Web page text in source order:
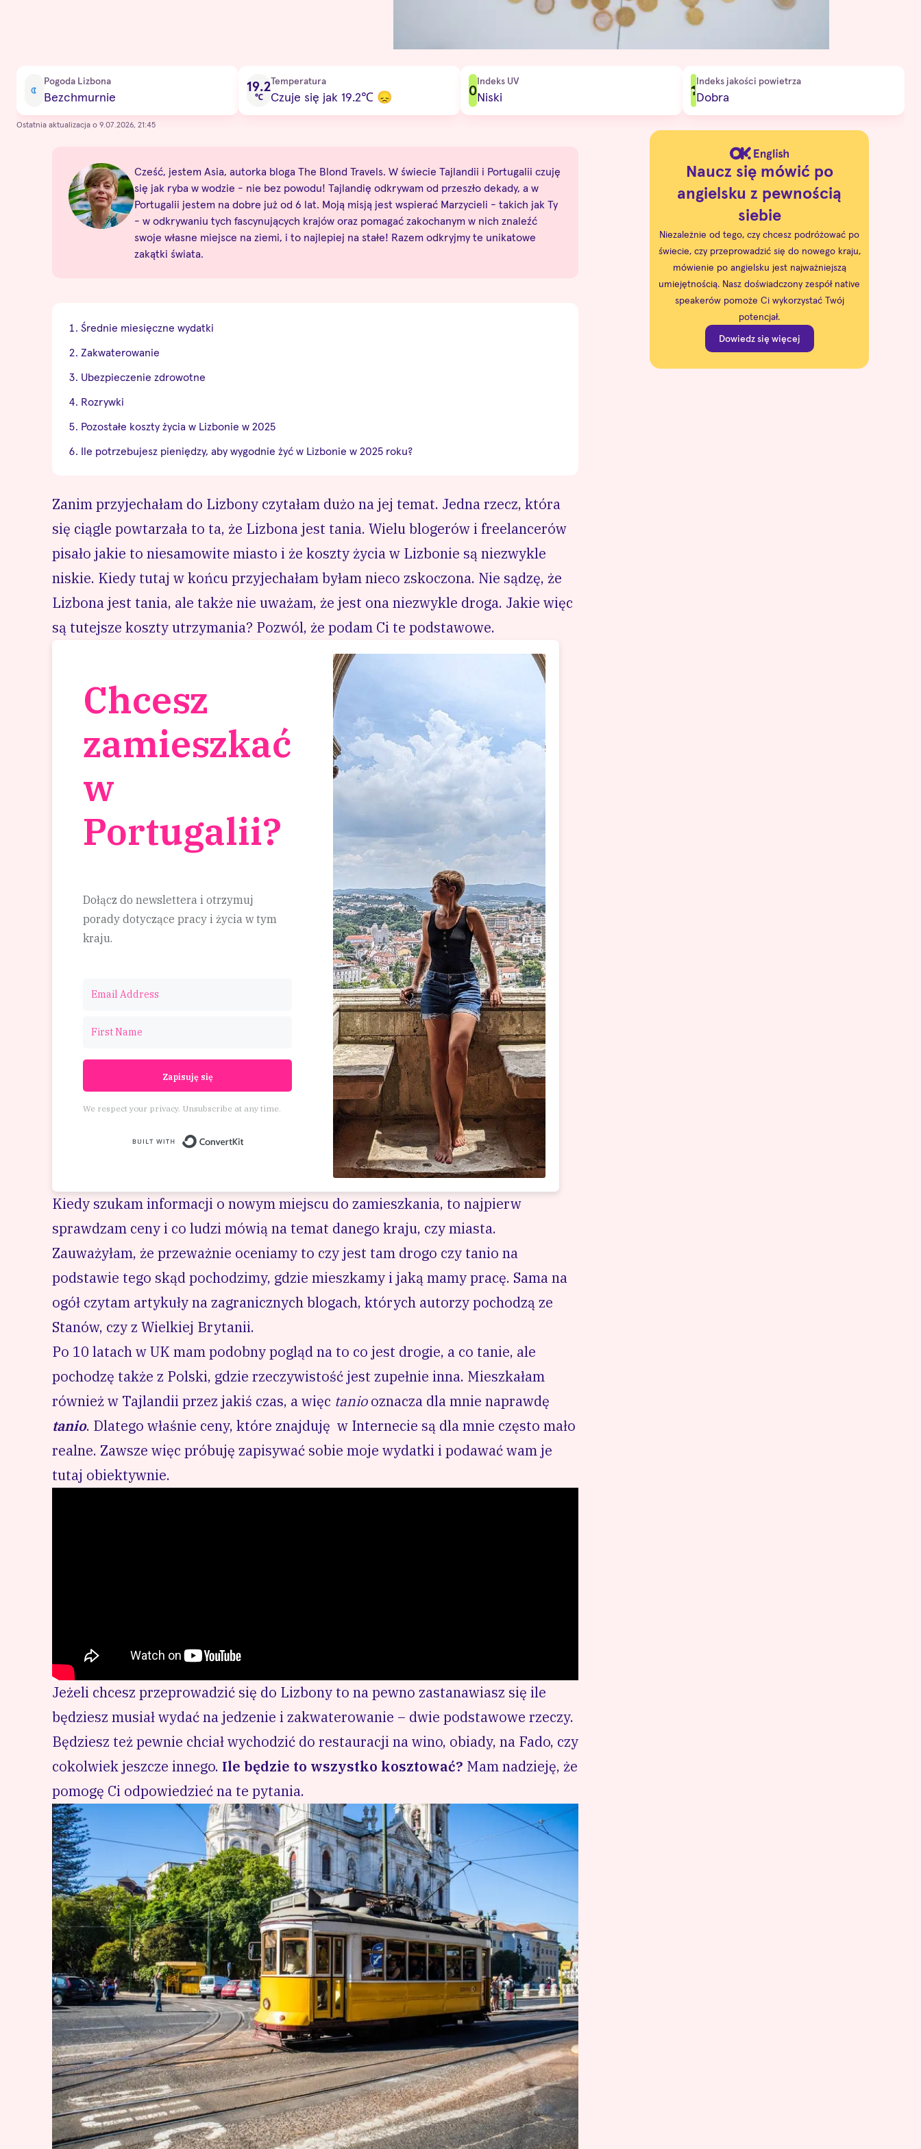
Pogoda Lizbona
Bezchmurnie
19.2
℃
Temperatura
Czuje się jak 19.2℃ 😞 0
Indeks UV
Niski 1
Indeks jakości powietrza
Dobra
Ostatnia aktualizacja o 9.07.2026, 21:45
Cześć, jestem Asia, autorka bloga The Blond Travels. W świecie Tajlandii i Portugalii czuję
się jak ryba w wodzie - nie bez powodu! Tajlandię odkrywam od przeszło dekady, a w
Portugalii jestem na dobre już od 6 lat. Moją misją jest wspierać Marzycieli - takich jak Ty
- w odkrywaniu tych fascynujących krajów oraz pomagać zakochanym w nich znaleźć
swoje własne miejsce na ziemi, i to najlepiej na stałe! Razem odkryjmy te unikatowe
zakątki świata.
Średnie miesięczne wydatki
Zakwaterowanie
Ubezpieczenie zdrowotne
Rozrywki
Pozostałe koszty życia w Lizbonie w 2025
Ile potrzebujesz pieniędzy, aby wygodnie żyć w Lizbonie w 2025 roku?
Zanim przyjechałam do Lizbony czytałam dużo na jej temat. Jedna rzecz, która
się ciągle powtarzała to ta, że Lizbona jest tania. Wielu blogerów i freelancerów
pisało jakie to niesamowite miasto i że koszty życia w Lizbonie są niezwykle
niskie. Kiedy tutaj w końcu przyjechałam byłam nieco zskoczona. Nie sądzę, że
Lizbona jest tania, ale także nie uważam, że jest ona niezwykle droga. Jakie więc
są tutejsze koszty utrzymania? Pozwól, że podam Ci te podstawowe.
Chcesz
zamieszkać
w
Portugalii?
Dołącz do newslettera i otrzymuj
porady dotyczące pracy i życia w tym
kraju.
Zapisuję się
We respect your privacy. Unsubscribe at any time.
Built with ConvertKit
Kiedy szukam informacji o nowym miejscu do zamieszkania, to najpierw
sprawdzam ceny i co ludzi mówią na temat danego kraju, czy miasta.
Zauważyłam, że przeważnie oceniamy to czy jest tam drogo czy tanio na
podstawie tego skąd pochodzimy, gdzie mieszkamy i jaką mamy pracę. Sama na
ogół czytam artykuły na zagranicznych blogach, których autorzy pochodzą ze
Stanów, czy z Wielkiej Brytanii.
Po 10 latach w UK mam podobny pogląd na to co jest drogie, a co tanie, ale
pochodzę także z Polski, gdzie rzeczywistość jest zupełnie inna. Mieszkałam
również w Tajlandii przez jakiś czas, a więc taniooznacza dla mnie naprawdę
tanio. Dlatego właśnie ceny, które znajduję w Internecie są dla mnie często mało
realne. Zawsze więc próbuję zapisywać sobie moje wydatki i podawać wam je
tutaj obiektywnie.
Jeżeli chcesz przeprowadzić się do Lizbony to na pewno zastanawiasz się ile
będziesz musiał wydać na jedzenie i zakwaterowanie – dwie podstawowe rzeczy.
Będziesz też pewnie chciał wychodzić do restauracji na wino, obiady, na Fado, czy
cokolwiek jeszcze innego. Ile będzie to wszystko kosztować? Mam nadzieję, że
pomogę Ci odpowiedzieć na te pytania.
Naucz się mówić po
angielsku z pewnością
siebie
Niezależnie od tego, czy chcesz podróżować po
świecie, czy przeprowadzić się do nowego kraju,
mówienie po angielsku jest najważniejszą
umiejętnością. Nasz doświadczony zespół native
speakerów pomoże Ci wykorzystać Twój
potencjał.
Dowiedz się więcej